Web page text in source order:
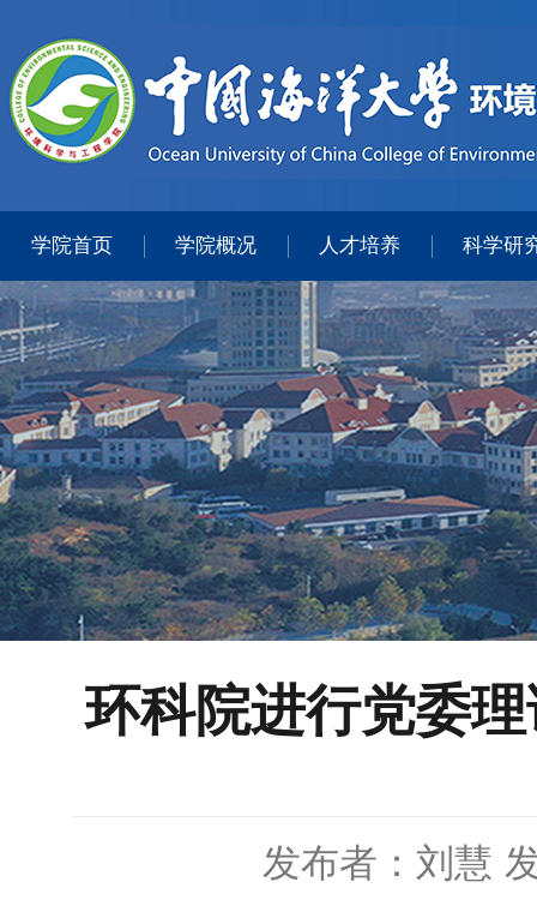
学院首页 学院概况 人才培养 科学研
环科院进行党委
发布者：刘慧